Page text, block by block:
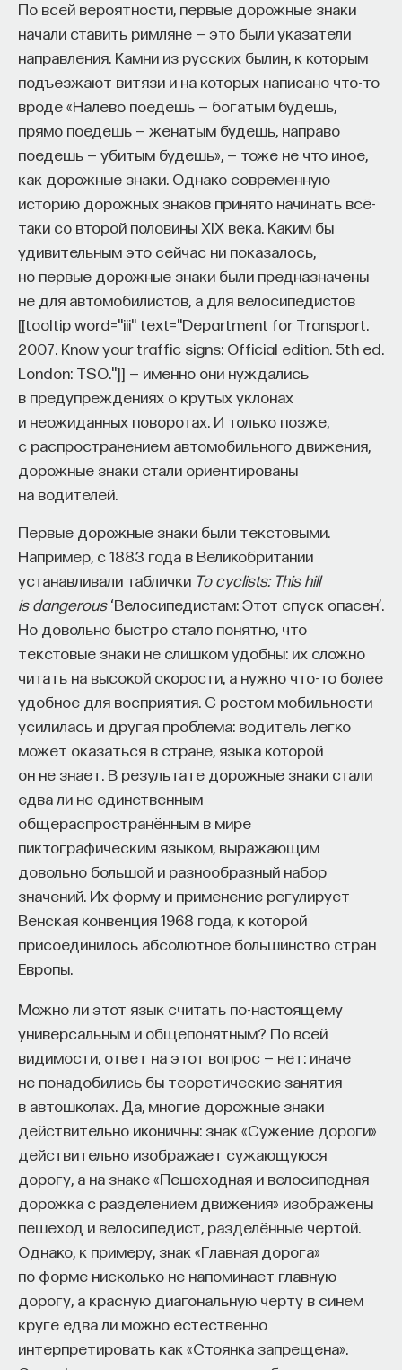
По всей вероятности, первые дорожные знаки
начали ставить римляне — это были указатели
направления. Камни из русских былин, к которым
подъезжают витязи и на которых написано что-то
вроде «Налево поедешь — богатым будешь,
прямо поедешь — женатым будешь, направо
поедешь — убитым будешь», — тоже не что иное,
как дорожные знаки. Однако современную
историю дорожных знаков принято начинать всё-
таки со второй половины XIX века. Каким бы
удивительным это сейчас ни показалось,
но первые дорожные знаки были предназначены
не для автомобилистов, а для велосипедистов
[[tooltip word="iii" text="Department for Transport.
2007. Know your traffic signs: Official edition. 5th ed.
London: TSO."]] — именно они нуждались
в предупреждениях о крутых уклонах
и неожиданных поворотах. И только позже,
с распространением автомобильного движения,
дорожные знаки стали ориентированы
на водителей.
Первые дорожные знаки были текстовыми.
Например, с 1883 года в Великобритании
устанавливали таблички To cyclists: This hill
is dangerous‘Велосипедистам: Этот спуск опасен’.
Но довольно быстро стало понятно, что
текстовые знаки не слишком удобны: их сложно
читать на высокой скорости, а нужно что-то более
удобное для восприятия. С ростом мобильности
усилилась и другая проблема: водитель легко
может оказаться в стране, языка которой
он не знает. В результате дорожные знаки стали
едва ли не единственным
общераспространённым в мире
пиктографическим языком, выражающим
довольно большой и разнообразный набор
значений. Их форму и применение регулирует
Венская конвенция 1968 года, к которой
присоединилось абсолютное большинство стран
Европы.
Можно ли этот язык считать по-настоящему
универсальным и общепонятным? По всей
видимости, ответ на этот вопрос — нет: иначе
не понадобились бы теоретические занятия
в автошколах. Да, многие дорожные знаки
действительно иконичны: знак «Сужение дороги»
действительно изображает сужающуюся
дорогу, а на знаке «Пешеходная и велосипедная
дорожка с разделением движения» изображены
пешеход и велосипедист, разделённые чертой.
Однако, к примеру, знак «Главная дорога»
по форме нисколько не напоминает главную
дорогу, а красную диагональную черту в синем
круге едва ли можно естественно
интерпретировать как «Стоянка запрещена».